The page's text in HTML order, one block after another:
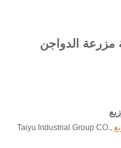
مزرعة الدواجن
Taiyu Industrial Group CO.,